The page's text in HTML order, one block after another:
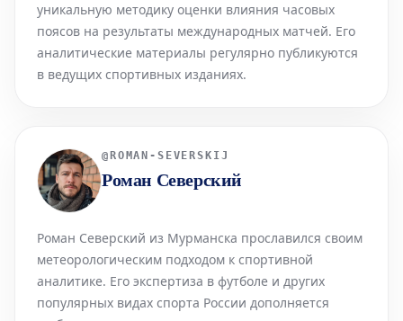
уникальную методику оценки влияния часовых
поясов на результаты международных матчей. Его
аналитические материалы регулярно публикуются
в ведущих спортивных изданиях.
@ ROMAN-SEVERSKIJ
Роман Северский
Роман Северский из Мурманска прославился своим
метеорологическим подходом к спортивной
аналитике. Его экспертиза в футболе и других
популярных видах спорта России дополняется